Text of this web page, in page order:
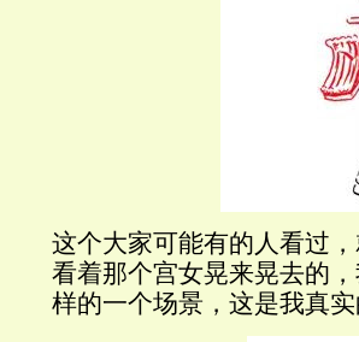
这个大家可能有的人看过
看着那个宫女晃来晃去的
样的一个场景，这是我真实